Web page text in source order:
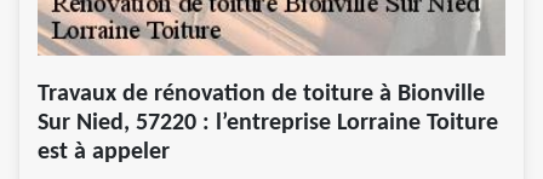
Travaux de rénovation de toiture à Bionville
Sur Nied, 57220 : l’entreprise Lorraine Toiture
est à appeler